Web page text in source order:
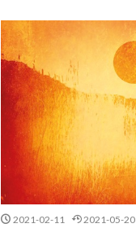
2021-02-11 2021-05-20